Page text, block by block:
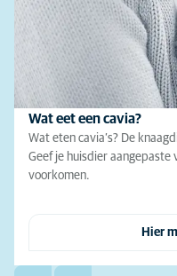
Wat eet een cavia?
Wat eten cavia’s? De
Geef je huisdier
voorkomen.
Hier